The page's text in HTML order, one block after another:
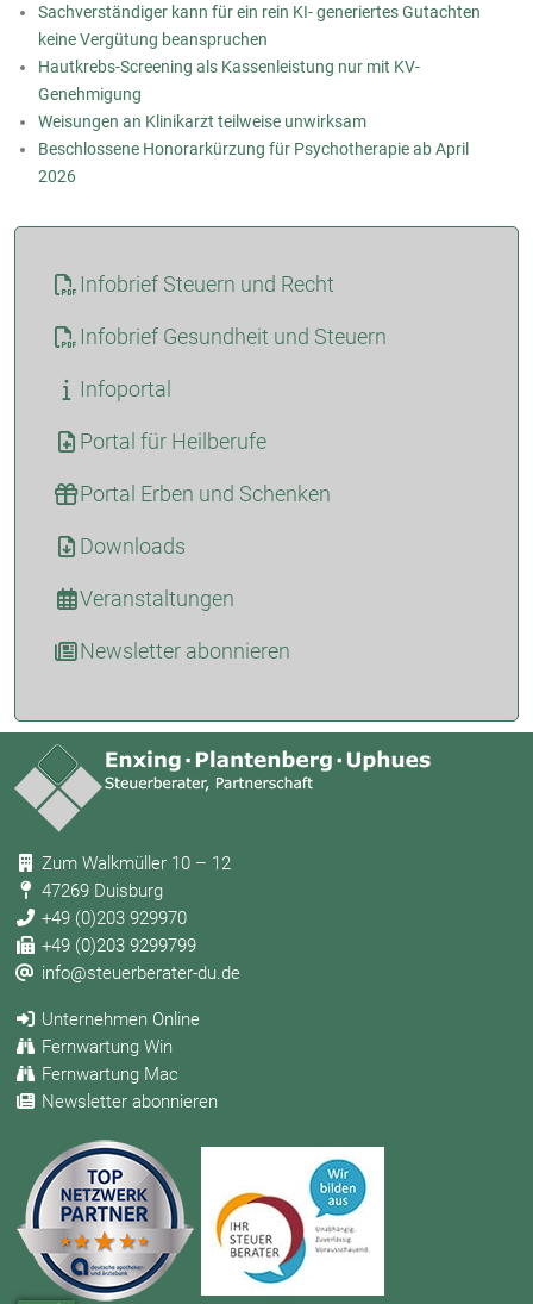
Sachverständiger kann für ein rein KI- generiertes Gutachten
keine Vergütung beanspruchen
Hautkrebs-Screening als Kassenleistung nur mit KV-
Genehmigung
Weisungen an Klinikarzt teilweise unwirksam
Beschlossene Honorarkürzung für Psychotherapie ab April
2026
Infobrief Steuern und Recht
Infobrief Gesundheit und Steuern
Infoportal
Portal für Heilberufe
Portal Erben und Schenken
Downloads
Veranstaltungen
Newsletter abonnieren
Zum Walkmüller 10 – 12
47269 Duisburg
+49 (0)203 929970
+49 (0)203 9299799
info@steuerberater-du.de
Unternehmen Online
Fernwartung Win
Fernwartung Mac
Newsletter abonnieren